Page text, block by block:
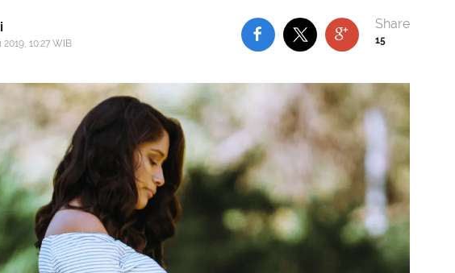
10:27 WIB 15